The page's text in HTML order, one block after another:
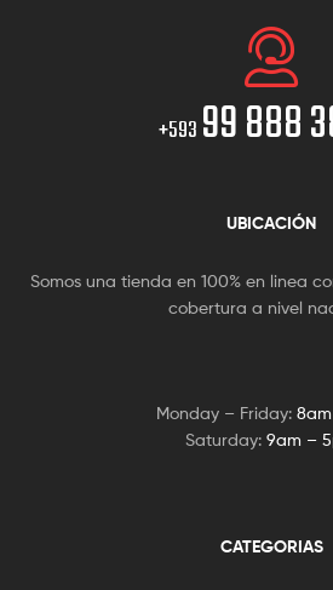
+593 99 888
UBICACIÓN
Somos una tienda en 100% en linea
cobertura a nivel
Monday – Friday:
Saturday: 9am –
CATEGORIAS